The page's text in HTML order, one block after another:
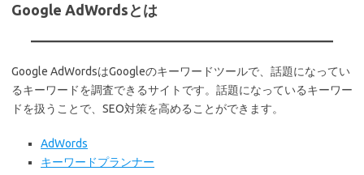
Google AdWordsとは
Google AdWordsはGoogleのキーワードツールで、話題になってい
るキーワードを調査できるサイトです。話題になっているキーワー
ドを扱うことで、SEO対策を高めることができます。
AdWords
キーワードプランナー